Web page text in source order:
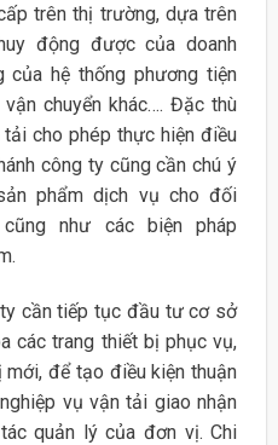
trên thị trường, dựa trên
động được của doanh
của hệ thống phương tiện
chuyển khác…. Đặc thù
cho phép thực hiện điều
công ty cũng cần chú ý
phẩm dịch vụ cho đối
như các biện pháp
cần tiếp tục đầu tư cơ sở
các trang thiết bị phục vụ,
để tạo điều kiện thuận
vụ vận tải giao nhận
quản lý của đơn vị. Chi